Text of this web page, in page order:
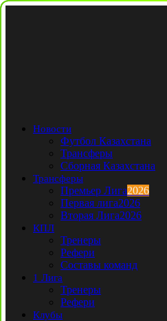
Новости
Футбол Казахстана
Трансферы
Сборная Казахстана
Трансферы
Премьер Лига2026
Первая лига2026
Вторая Лига2026
КПЛ
Тренеры
Рефери
Составы команд
1 Лига
Тренеры
Рефери
Клубы